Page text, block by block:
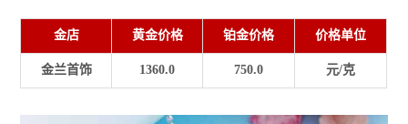
金店 黄金价格 铂金价格 价格单位
金兰首饰 1360.0 750.0 元/克